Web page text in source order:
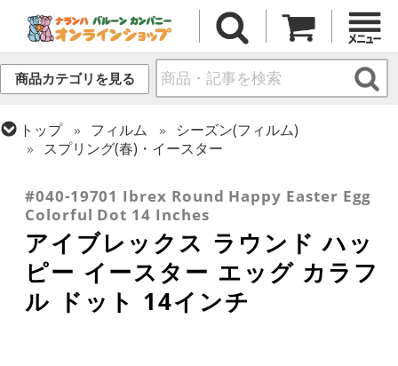
商品カテゴリを見る
トップ フィルム
シーズン(フィルム)
スプリング(春)・イースター
アイブレックス
#040-19701 Ibrex Round Happy Easter Egg
Colorful Dot 14 Inches
アイブレックス ラウンド ハッ
ピー イースター エッグ カラフ
ル ドット 14インチ